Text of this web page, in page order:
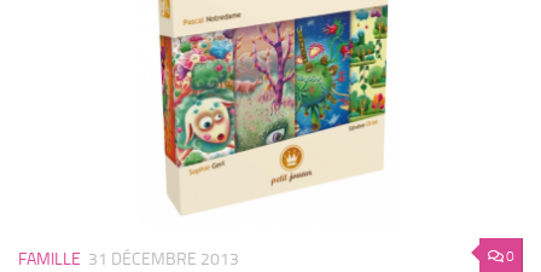
0
FAMILLE 31 DÉCEMBRE 2013